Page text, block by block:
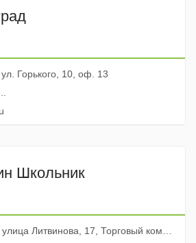
Горького, 10, оф. 13
Школьник
Литвинова, 17, Торговый комплекс